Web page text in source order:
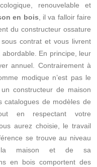
renouvelable et
en bois , il va falloir faire
du constructeur ossature
contrat et vous livrent
En principe, leur
annuel. Contrairement à
modique n’est pas le
constructeur de maison
catalogues de modèles de
en respectant votre
aurez choisie, le travail
se trouve au niveau
maison et de sa
en bois comportent des